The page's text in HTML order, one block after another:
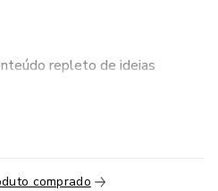
repleto de ideias
comprado